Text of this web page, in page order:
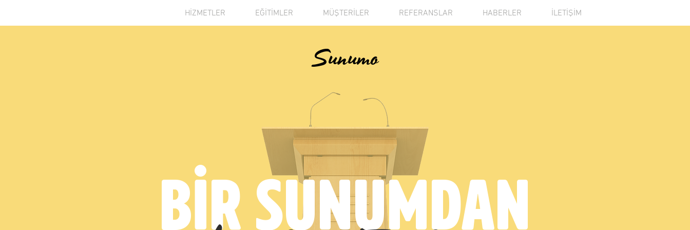
HİZMETLER EĞİTİMLER MÜŞTERİLER REFERANSLAR HABERLER İLETİŞİM
BİR SUNUMDAN
Sunumo